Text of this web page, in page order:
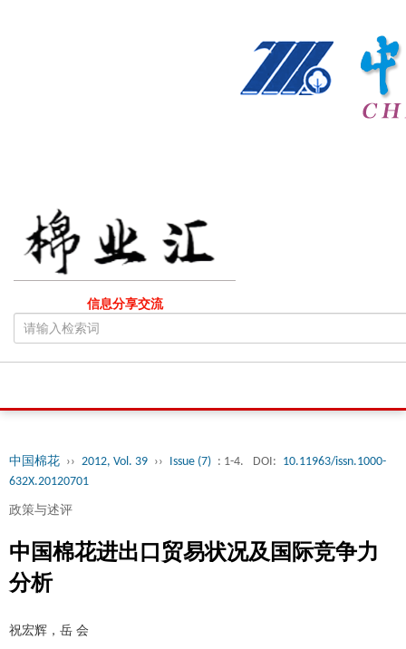
信息分享交流
中国棉花 ›› 2012, Vol. 39 ›› Issue (7) : 1-4. DOI: 10.11963/issn.1000-
632X.20120701
政策与述评
中国棉花进出口贸易状况及国际竞争力
分析
祝宏辉，岳 会